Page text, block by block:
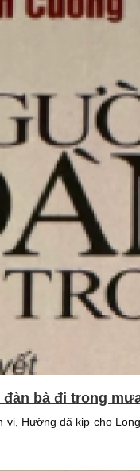
bà đi trong
vị, Hường đã kịp cho